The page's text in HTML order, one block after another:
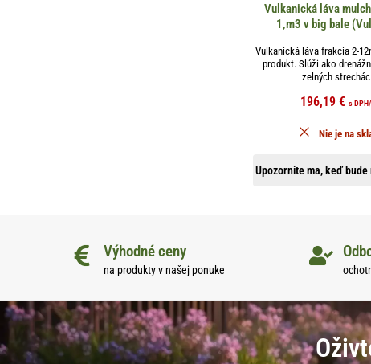
Vulkanická láva
1,m3 v big bale
Vulkanická láva frakcia 2-
produkt. Slúži ako
zelných
196,19 € s DPH
Upozornite ma, keď
Nie je na
Výhodné ceny
na produkty v našej ponuke